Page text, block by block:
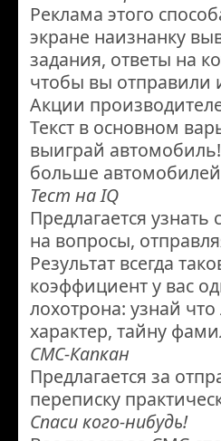
Реклама этого
экране наизнанку
задания, ответы на
чтобы вы отправили
Акции
Текст в основном
выиграй
больше
Тест на IQ
Предлагается
на вопросы,
Результат всегда
коэффициент у вас
лохотрона: узнай
характер, тайну
СМС-Капкан
Предлагается за
переписку
Спаси кого-нибудь!